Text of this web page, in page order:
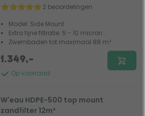
2 beoordelingen
Model: Side Mount
Extra fijne filtratie: 5 - 10 micron
Zwembaden tot maximaal 88 m³
Op voorraad
1.349,-
W'eau HDPE-500 top mount
zandfilter 12m³